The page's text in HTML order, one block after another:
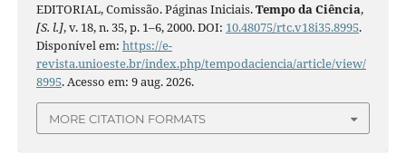
EDITORIAL, Comissão. Páginas Iniciais.Tempo da Ciência,
[S. l.], v. 18, n. 35, p. 1–6, 2000. DOI: 10.48075/rtc.v18i35.8995.
Disponível em: https://e-
revista.unioeste.br/index.php/tempodaciencia/article/view/
8995. Acesso em: 9 aug. 2026.
MORE CITATION FORMATS